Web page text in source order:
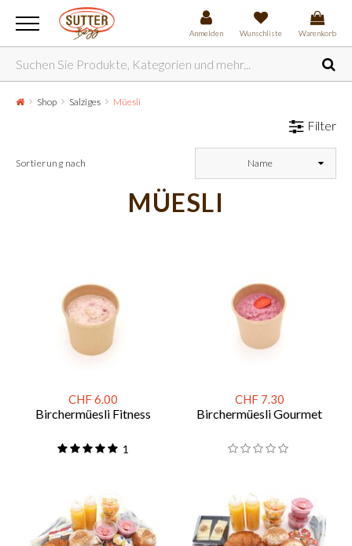
Anmelden Wunschliste Warenkorb
Shop Salziges Müesli
Filter
Sortierung nach Name
MÜESLI
CHF 6.00
Birchermüesli Fitness
1
CHF 7.30
Birchermüesli Gourmet